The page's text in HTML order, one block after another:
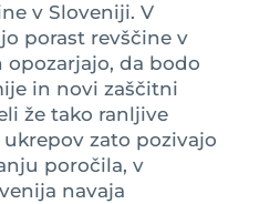
v Sloveniji. V
porast revščine v
da bodo
in novi zaščitni
že tako ranljive
zato pozivajo
poročila, v
navaja